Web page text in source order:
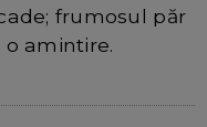
frumosul păr
amintire.